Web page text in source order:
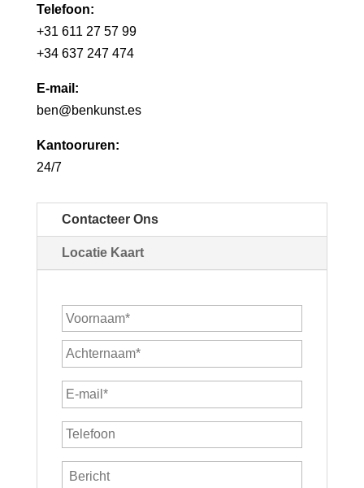
Telefoon:
+31 611 27 57 99
+34 637 247 474
E-mail:
ben@benkunst.es
Kantooruren:
24/7
Contacteer Ons
Locatie Kaart